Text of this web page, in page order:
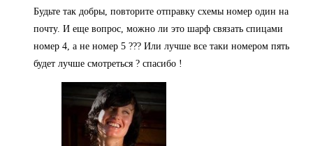
Будьте так добры, повторите отправку схемы номер один на
почту. И еще вопрос, можно ли это шарф связать спицами
номер 4, а не номер 5 ??? Или лучше все таки номером пять
будет лучше смотреться ? спасибо !